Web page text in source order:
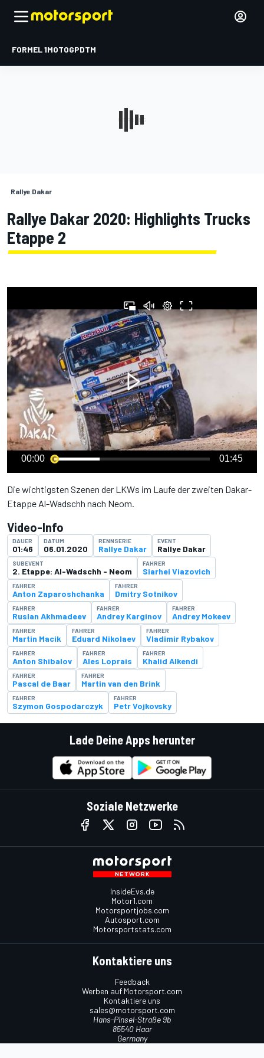
FORMEL 1MOTOGPDTM
Rallye Dakar
Rallye Dakar 2020: Highlights Trucks
Etappe 2
00:00 01:45
Die wichtigsten Szenen der LKWs im Laufe der zweiten Dakar-
Etappe Al-Wadschh nach Neom.
Video-Info
DAUER
01:46
DATUM
06.01.2020
RENNSERIE
Rallye Dakar
EVENT
Rallye Dakar
SUBEVENT
2. Etappe: Al-Wadschh - Neom
FAHRER
Siarhei Viazovich
FAHRER
Anton Zaparoshchanka
FAHRER
Dmitry Sotnikov
FAHRER
Ruslan Akhmadeev
FAHRER
Andrey Karginov
FAHRER
Andrey Mokeev
FAHRER
Martin Macik
FAHRER
Eduard Nikolaev
FAHRER
Vladimir Rybakov
FAHRER
Anton Shibalov
FAHRER
Ales Loprais
FAHRER
Khalid Alkendi
FAHRER
Pascal de Baar
FAHRER
Martin van den Brink
FAHRER
Szymon Gospodarczyk
FAHRER
Petr Vojkovsky
Lade Deine Apps herunter
Soziale Netzwerke
InsideEvs.de
Motor1.com
Motorsportjobs.com
Autosport.com
Motorsportstats.com
Kontaktiere uns
Feedback
Werben auf Motorsport.com
Kontaktiere uns
sales@motorsport.com
Hans-Pinsel-Straße 9b
85540 Haar
Germany